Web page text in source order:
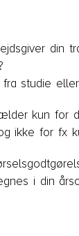
din
studie
kun for
ikke for fx
i din